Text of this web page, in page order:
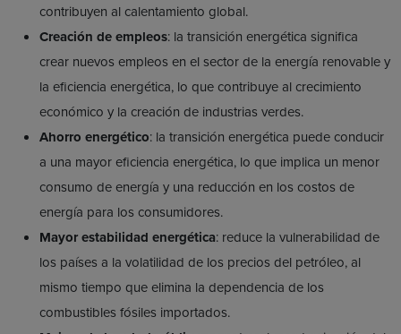
contribuyen al calentamiento global.
Creación de empleos: la transición energética significa
crear nuevos empleos en el sector de la energía renovable y
la eficiencia energética, lo que contribuye al crecimiento
económico y la creación de industrias verdes.
Ahorro energético: la transición energética puede conducir
a una mayor eficiencia energética, lo que implica un menor
consumo de energía y una reducción en los costos de
energía para los consumidores.
Mayor estabilidad energética: reduce la vulnerabilidad de
los países a la volatilidad de los precios del petróleo, al
mismo tiempo que elimina la dependencia de los
combustibles fósiles importados.